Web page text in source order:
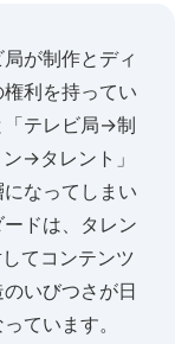
が制作とディ
利を持ってい
「テレビ局→制
→タレント」
なってしまい
ドは、タレン
てコンテンツ
いびつさが日
ています。